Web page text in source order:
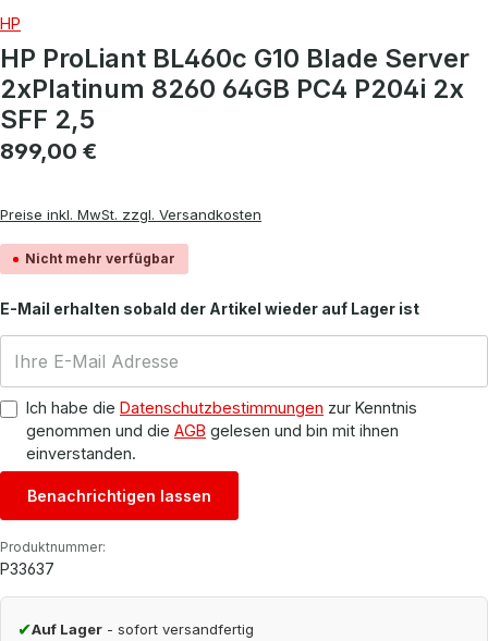
HP
HP ProLiant BL460c G10 Blade Server
2xPlatinum 8260 64GB PC4 P204i 2x
SFF 2,5
Regulärer Preis:
899,00 €
Preise inkl. MwSt. zzgl. Versandkosten
Nicht mehr verfügbar
E-Mail erhalten sobald der Artikel wieder auf Lager ist
Ich habe die Datenschutzbestimmungen zur Kenntnis
genommen und die AGB gelesen und bin mit ihnen
einverstanden.
Benachrichtigen lassen
Produktnummer:
P33637
✔Auf Lager - sofort versandfertig